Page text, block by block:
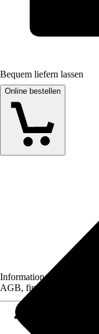
Bequem liefern lassen
Online bestellen
Informationen des
AGB, finden Sie bei